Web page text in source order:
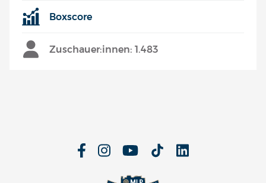
Boxscore
Zuschauer:innen: 1.483